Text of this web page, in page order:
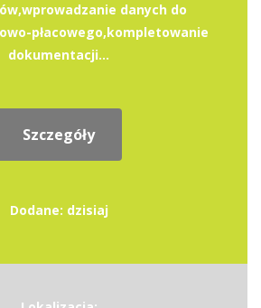
danych do
płacowego,kompletowanie
dokumentacji...
Szczegóły
Dodane: dzisiaj